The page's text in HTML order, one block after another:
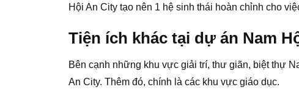
Hội An City tạo nên 1 hệ sinh thái hoàn chỉnh cho
Tiện ích khác tại dự án Nam
Bên cạnh những khu vực giải trí, thư giãn, biệt thự
An City. Thêm đó, chính là các khu vực giáo dục.